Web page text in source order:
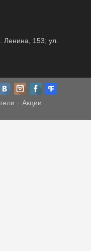
Ленина, 153; ул.
Акции